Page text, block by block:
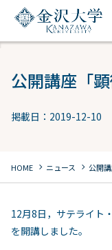
公開講座「
掲載日：2019-12-10
HOME chevron_right ニュース chevron_right 公開
12月8日，サテライト
を開講しました。